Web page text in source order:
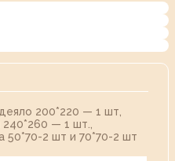
200*220 — 1 шт,
— 1 шт.,
50*70-2 шт и 70*70-2 шт